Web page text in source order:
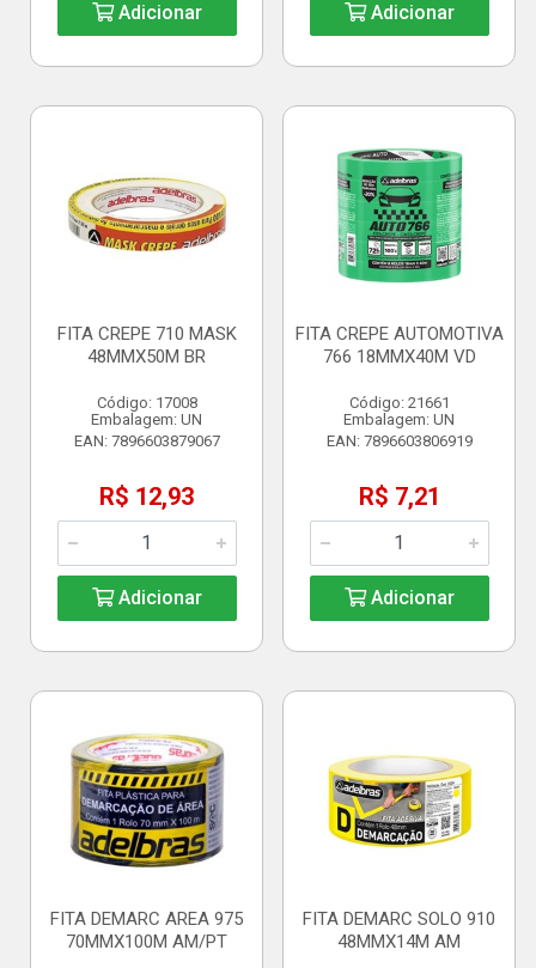
Adicionar Adicionar
FITA CREPE 710 MASK
48MMX50M BR
Código: 17008
Embalagem: UN
EAN: 7896603879067
R$ 12,93
Adicionar
FITA CREPE AUTOMOTIVA
766 18MMX40M VD
Código: 21661
Embalagem: UN
EAN: 7896603806919
R$ 7,21
Adicionar
FITA DEMARC AREA 975
70MMX100M AM/PT
FITA DEMARC SOLO 910
48MMX14M AM